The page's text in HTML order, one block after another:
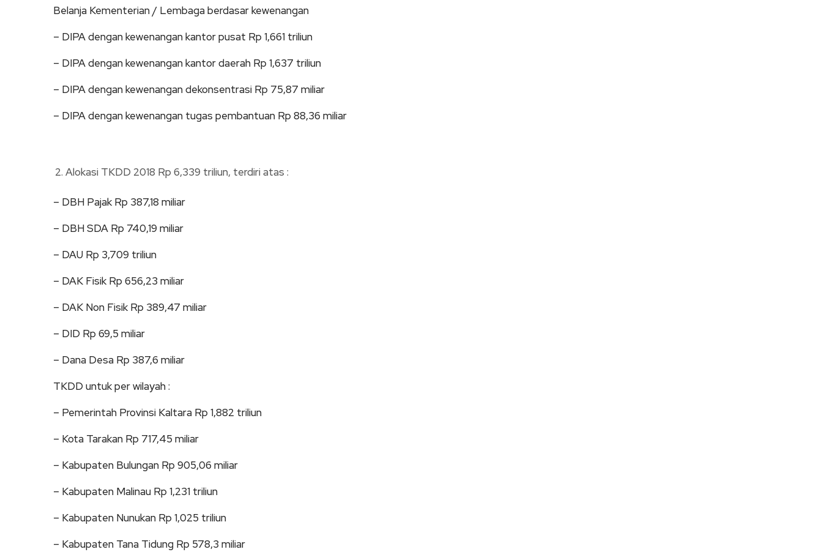
Belanja Kementerian / Lembaga berdasar kewenangan
– DIPA dengan kewenangan kantor pusat Rp 1,661 triliun
– DIPA dengan kewenangan kantor daerah Rp 1,637 triliun
– DIPA dengan kewenangan dekonsentrasi Rp 75,87 miliar
– DIPA dengan kewenangan tugas pembantuan Rp 88,36 miliar
Alokasi TKDD 2018 Rp 6,339 triliun, terdiri atas :
– DBH Pajak Rp 387,18 miliar
– DBH SDA Rp 740,19 miliar
– DAU Rp 3,709 triliun
– DAK Fisik Rp 656,23 miliar
– DAK Non Fisik Rp 389,47 miliar
– DID Rp 69,5 miliar
– Dana Desa Rp 387,6 miliar
TKDD untuk per wilayah :
– Pemerintah Provinsi Kaltara Rp 1,882 triliun
– Kota Tarakan Rp 717,45 miliar
– Kabupaten Bulungan Rp 905,06 miliar
– Kabupaten Malinau Rp 1,231 triliun
– Kabupaten Nunukan Rp 1,025 triliun
– Kabupaten Tana Tidung Rp 578,3 miliar